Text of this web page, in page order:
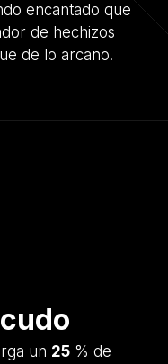
encantado que
de hechizos
de lo arcano!
un 25 % de